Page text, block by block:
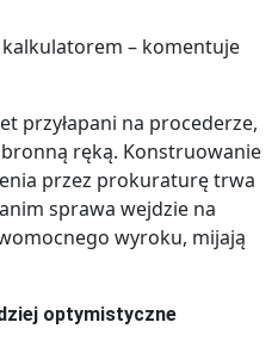
– komentuje
przyłapani na procederze,
ręką. Konstruowanie
przez prokuraturę trwa
sprawa wejdzie na
wyroku, mijają
optymistyczne